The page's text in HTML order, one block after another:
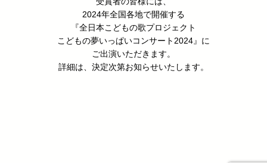
2024年全国各地で開催する
『全日本こどもの歌プロジェクト
こどもの夢いっぱいコンサート2024』に
ご出演いただきます。
詳細は、決定次第お知らせいたします。